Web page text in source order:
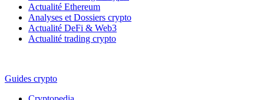
Actualité Ethereum
Analyses et Dossiers crypto
Actualité DeFi & Web3
Actualité trading crypto
Guides crypto